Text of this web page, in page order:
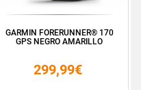
GARMIN FORERUNNER® 170
GPS NEGRO AMARILLO
299,99€